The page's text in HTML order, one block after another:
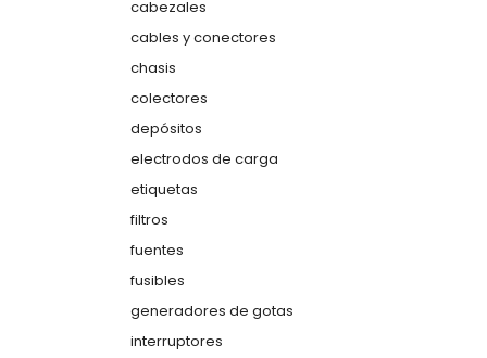
cabezales
cables y conectores
chasis
colectores
depósitos
electrodos de carga
etiquetas
filtros
fuentes
fusibles
generadores de gotas
interruptores